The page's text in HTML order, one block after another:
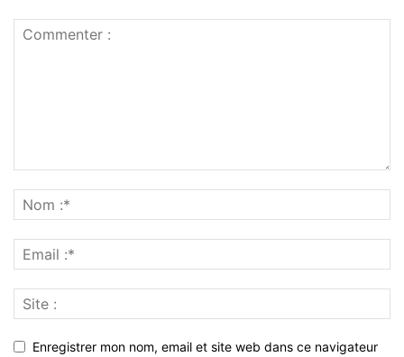
Enregistrer mon nom, email et site web dans ce navigateur